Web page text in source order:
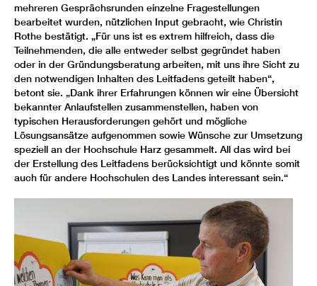
mehreren Gesprächsrunden einzelne Fragestellungen
bearbeitet wurden, nützlichen Input gebracht, wie Christin
Rothe bestätigt. „Für uns ist es extrem hilfreich, dass die
Teilnehmenden, die alle entweder selbst gegründet haben
oder in der Gründungsberatung arbeiten, mit uns ihre Sicht zu
den notwendigen Inhalten des Leitfadens geteilt haben“,
betont sie. „Dank ihrer Erfahrungen können wir eine Übersicht
bekannter Anlaufstellen zusammenstellen, haben von
typischen Herausforderungen gehört und mögliche
Lösungsansätze aufgenommen sowie Wünsche zur Umsetzung
speziell an der Hochschule Harz gesammelt. All das wird bei
der Erstellung des Leitfadens berücksichtigt und könnte somit
auch für andere Hochschulen des Landes interessant sein.“